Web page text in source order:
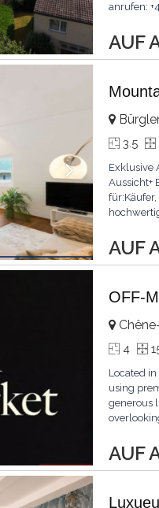
AUF
anrufen:
AUF
3.5
Exklusive
Aussicht+
OFF-
AUF
4
Located
using
generous